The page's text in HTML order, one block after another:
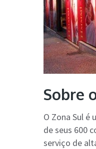
Sobre
O Zona Sul é
de seus 600
serviço de